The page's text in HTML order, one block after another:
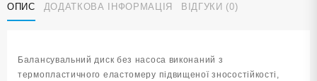
G-
grey
ОПИС ДОДАТКОВА ІНФОРМАЦІЯ ВІДГУКИ (0)
Балансувальний диск без насоса виконаний з
термопластичного еластомеру підвищеної зносостійкості,